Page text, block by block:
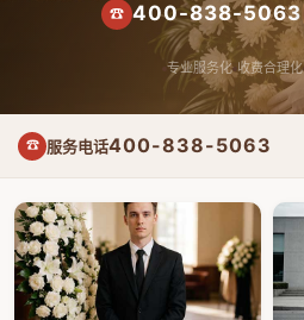
☎ 400-838-5063
专业服务化 收费合理化
☎ 服务电话400-838-5063